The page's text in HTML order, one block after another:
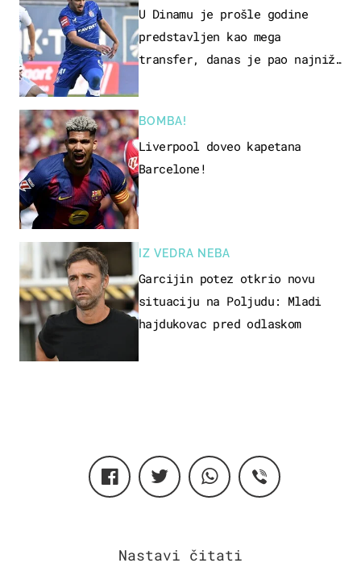
U Dinamu je prošle godine
predstavljen kao mega
transfer, danas je pao najniže
BOMBA!
Liverpool doveo kapetana
Barcelone!
IZ VEDRA NEBA
Garcijin potez otkrio novu
situaciju na Poljudu: Mladi
hajdukovac pred odlaskom